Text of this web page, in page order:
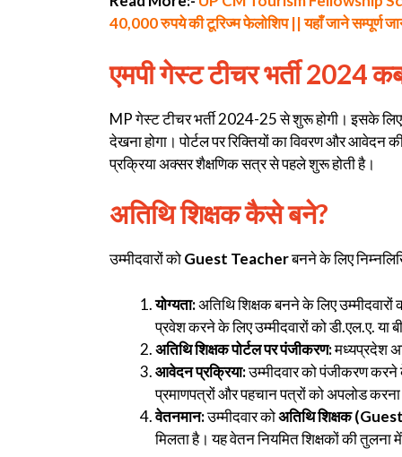
40,000 रुपये की टूरिज्म फेलोशिप || यहाँ जाने सम्पूर्ण
एमपी गेस्ट टीचर भर्ती 2024
MP गेस्ट टीचर भर्ती 2024-25 से शुरू होगी। इसके लिए
देखना होगा। पोर्टल पर रिक्तियों का विवरण और आवेदन
प्रक्रिया अक्सर शैक्षणिक सत्र से पहले शुरू होती है।
अतिथि शिक्षक कैसे बने?
उम्मीदवारों कोGuest Teacherबनने के लिए
योग्यता:अतिथि शिक्षक बनने के लिए
प्रवेश करने के लिए उम्मीदवारों को डी.एल.ए.
अतिथि शिक्षक पोर्टल पर पंजीकरण:मध्यप्रदेश
आवेदन प्रक्रिया:उम्मीदवार को पंजीकरण
प्रमाणपत्रों और पहचान पत्रों को अपलोड करना
वेतनमान:उम्मीदवार कोअतिथि शिक्षक
मिलता है। यह वेतन नियमित शिक्षकों की तुलना